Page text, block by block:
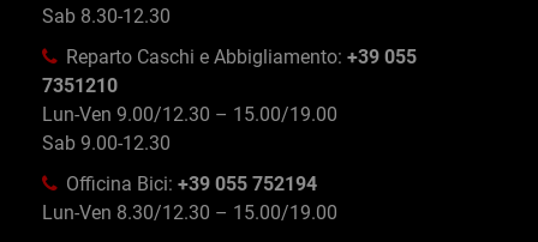
Sab 8.30-12.30
Reparto Caschi e Abbigliamento: +39 055
7351210
Lun-Ven 9.00/12.30 – 15.00/19.00
Sab 9.00-12.30
Officina Bici: +39 055 752194
Lun-Ven 8.30/12.30 – 15.00/19.00